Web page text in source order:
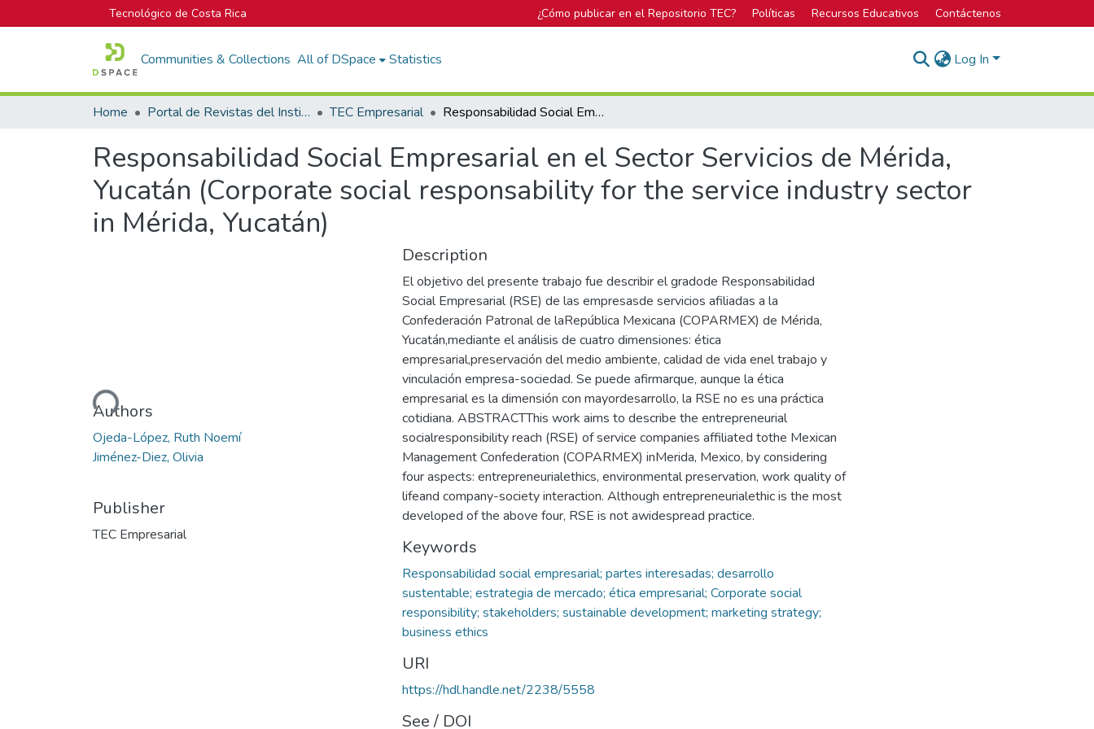
Tecnológico de Costa Rica ¿Cómo publicar en el Repositorio TEC? Políticas Recursos Educativos Contáctenos
Communities & Collections All of DSpace Statistics Log In
Home Portal de Revistas del Instituto Tecnológico de Costa Rica TEC Empresarial Responsabilidad Social Empresarial en el Sector Servicios de Mérida, Yucatán (Corporate social responsability for the service industry sector in Mérida, Yucatán)
Responsabilidad Social Empresarial en el Sector Servicios de Mérida,
Yucatán (Corporate social responsability for the service industry sector
in Mérida, Yucatán)
Loading...
Authors
Ojeda-López, Ruth Noemí
Jiménez-Diez, Olivia
Publisher
TEC Empresarial
Description
El objetivo del presente trabajo fue describir el gradode Responsabilidad
Social Empresarial (RSE) de las empresasde servicios afiliadas a la
Confederación Patronal de laRepública Mexicana (COPARMEX) de Mérida,
Yucatán,mediante el análisis de cuatro dimensiones: ética
empresarial,preservación del medio ambiente, calidad de vida enel trabajo y
vinculación empresa-sociedad. Se puede afirmarque, aunque la ética
empresarial es la dimensión con mayordesarrollo, la RSE no es una práctica
cotidiana. ABSTRACTThis work aims to describe the entrepreneurial
socialresponsibility reach (RSE) of service companies affiliated tothe Mexican
Management Confederation (COPARMEX) inMerida, Mexico, by considering
four aspects: entrepreneurialethics, environmental preservation, work quality of
lifeand company-society interaction. Although entrepreneurialethic is the most
developed of the above four, RSE is not awidespread practice.
Keywords
Responsabilidad social empresarial; partes interesadas; desarrollo
sustentable; estrategia de mercado; ética empresarial; Corporate social
responsibility; stakeholders; sustainable development; marketing strategy;
business ethics
URI
https://hdl.handle.net/2238/5558
See / DOI